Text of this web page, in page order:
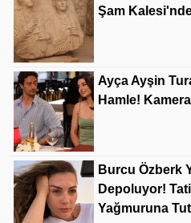
Şam
Ayça Ayşin
Hamle!
Burcu Özberk
Depoluyor!
Yağmuruna